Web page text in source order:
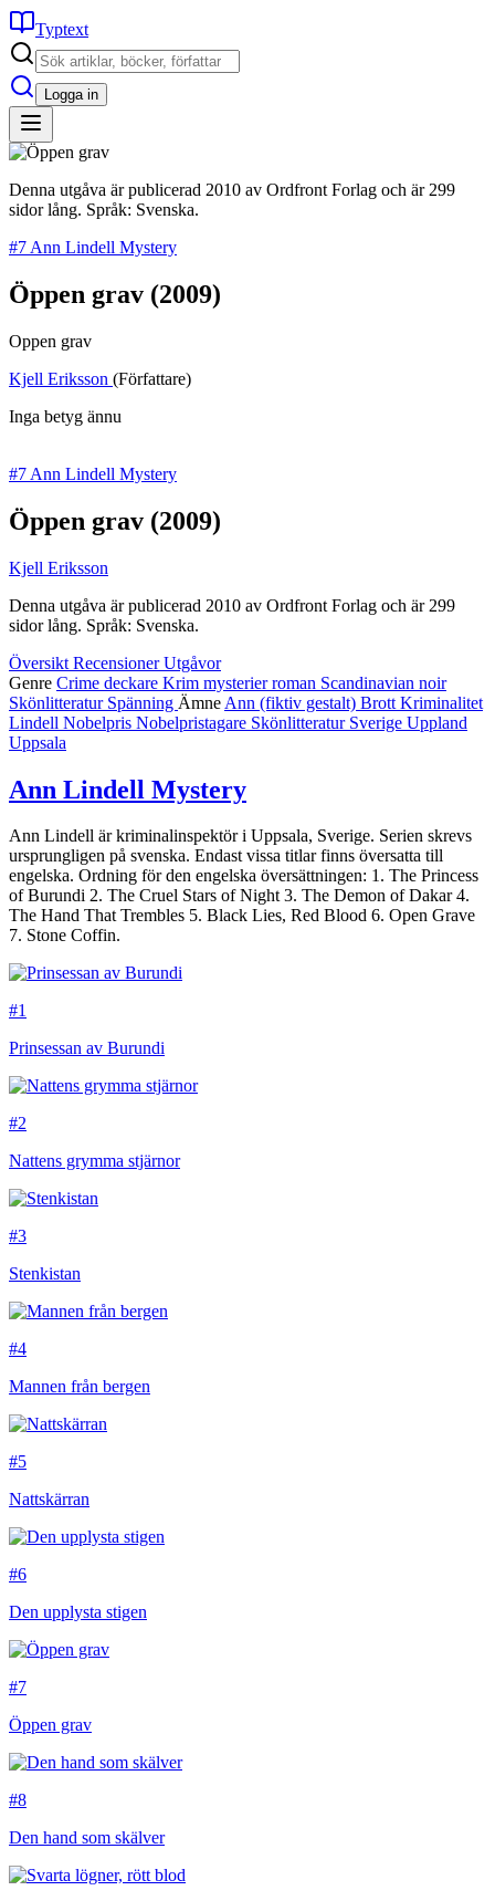
Typtext
Logga in
Denna utgåva är publicerad 2010 av Ordfront Forlag och är 299
sidor lång. Språk: Svenska.
#7 Ann Lindell Mystery
Öppen grav (2009)
Oppen grav
Kjell Eriksson (Författare)
Inga betyg ännu
#7 Ann Lindell Mystery
Öppen grav (2009)
Kjell Eriksson
Denna utgåva är publicerad 2010 av Ordfront Forlag och är 299
sidor lång. Språk: Svenska.
Översikt RecensionerUtgåvor
Genre Crime deckare Krim mysterierroman Scandinavian noir
Skönlitteratur Spänning Ämne Ann (fiktiv gestalt) Brott Kriminalitet
Lindell Nobelpris Nobelpristagare Skönlitteratur Sverige Uppland
Uppsala
Ann Lindell Mystery
Ann Lindell är kriminalinspektör i Uppsala, Sverige. Serien skrevs
ursprungligen på svenska. Endast vissa titlar finns översatta till
engelska. Ordning för den engelska översättningen: 1. The Princess
of Burundi 2. The Cruel Stars of Night 3. The Demon of Dakar 4.
The Hand That Trembles 5. Black Lies, Red Blood 6. Open Grave
7. Stone Coffin.
#1
Prinsessan av Burundi
#2
Nattens grymma stjärnor
#3
Stenkistan
#4
Mannen från bergen
#5
Nattskärran
#6
Den upplysta stigen
#7
Öppen grav
#8
Den hand som skälver